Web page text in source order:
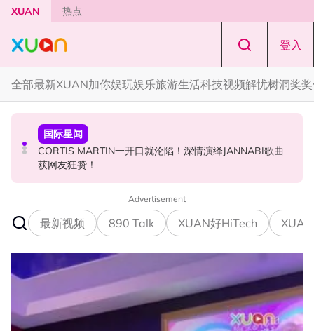
Skip to main content
XUAN 热点
登入
全部最新XUAN加你娱玩娱乐旅游生活科技视频解忧树洞奖
演唱会
F✦FOREVER 首次来马开唱！万人合唱《流星雨》，梦回
《流星花园》
国际星闻
CORTIS MARTIN一开口就沦陷！深情演绎JANNABI歌曲
获网友狂赞！
国际星闻
张员瑛频陷耍大牌争议！首度吐心声：真相终究会浮出水
面！
Advertisement
最新视频 890 Talk XUAN好HiTech